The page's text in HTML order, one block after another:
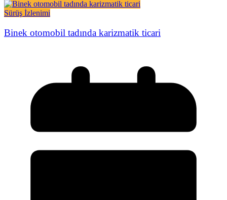
Sürüş İzlenimi
Binek otomobil tadında karizmatik ticari